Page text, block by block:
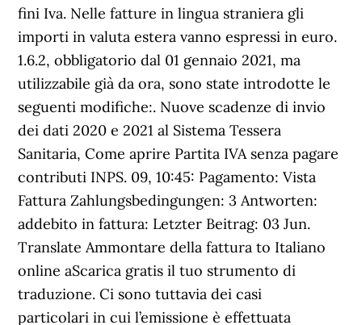
fini Iva. Nelle fatture in lingua straniera gli
importi in valuta estera vanno espressi in euro.
1.6.2, obbligatorio dal 01 gennaio 2021, ma
utilizzabile già da ora, sono state introdotte le
seguenti modifiche:. Nuove scadenze di invio
dei dati 2020 e 2021 al Sistema Tessera
Sanitaria, Come aprire Partita IVA senza pagare
contributi INPS. 09, 10:45: Pagamento: Vista
Fattura Zahlungsbedingungen: 3 Antworten:
addebito in fattura: Letzter Beitrag: 03 Jun.
Translate Ammontare della fattura to Italiano
online aScarica gratis il tuo strumento di
traduzione. Ci sono tuttavia dei casi
particolari in cui l’emissione è effettuata